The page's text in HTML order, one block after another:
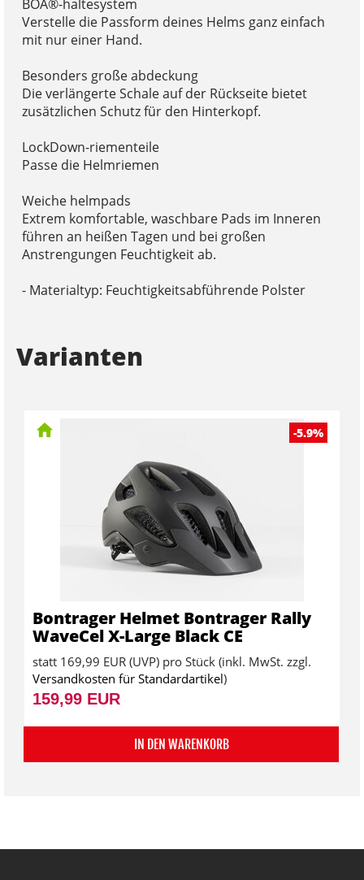
BOA®-haltesystem
Verstelle die Passform deines Helms ganz einfach
mit nur einer Hand.
Besonders große abdeckung
Die verlängerte Schale auf der Rückseite bietet
zusätzlichen Schutz für den Hinterkopf.
LockDown-riementeile
Passe die Helmriemen
Weiche helmpads
Extrem komfortable, waschbare Pads im Inneren
führen an heißen Tagen und bei großen
Anstrengungen Feuchtigkeit ab.
- Materialtyp: Feuchtigkeitsabführende Polster
Varianten
-5.9%
Bontrager Helmet Bontrager Rally
WaveCel X-Large Black CE
statt 169,99 EUR (UVP) pro Stück (inkl. MwSt. zzgl.
Versandkosten für Standardartikel)
159,99 EUR
IN DEN WARENKORB